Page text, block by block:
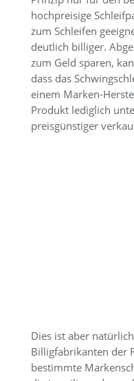
hochpreisige
zum Schleifen
deutlich billiger.
zum Geld sparen,
dass das
einem Marken-
Produkt lediglich
preisgünstiger
Dies ist aber
Billigfabrikanten der
bestimmte